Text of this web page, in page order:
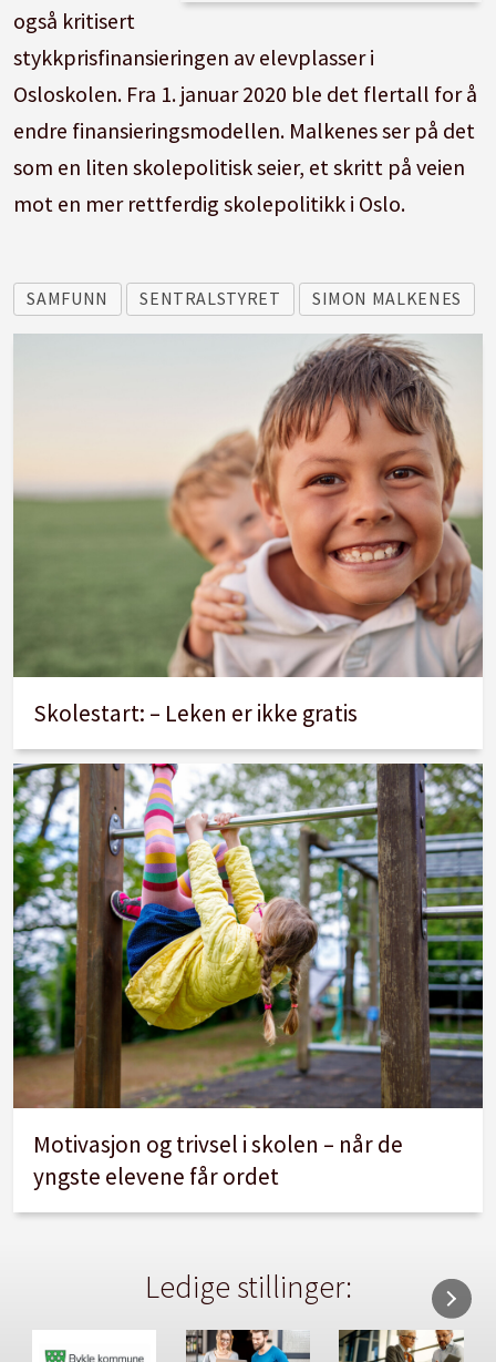
også kritisert
stykkprisfinansieringen av elevplasser i
Osloskolen. Fra 1. januar 2020 ble det flertall for å
endre finansieringsmodellen. Malkenes ser på det
som en liten skolepolitisk seier, et skritt på veien
mot en mer rettferdig skolepolitikk i Oslo.
SAMFUNN SENTRALSTYRET SIMON MALKENES
Skolestart: – Leken er ikke gratis
Motivasjon og trivsel i skolen – når de
yngste elevene får ordet
Ledige stillinger: